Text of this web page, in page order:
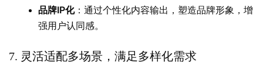
品牌IP化：通过个性化内容输出，塑造品牌形象，增
强用户认同感。
7. 灵活适配多场景，满足多样化需求